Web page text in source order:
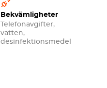
Bekvämligheter
Telefonavgifter,
vatten,
desinfektionsmedel